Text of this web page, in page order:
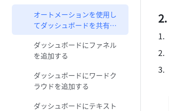
オートメーションを使用し
てダッシュボードを共有す
る
ダッシュボードにファネル
を追加する
ダッシュボードにワードク
ラウドを追加する
ダッシュボードにテキスト